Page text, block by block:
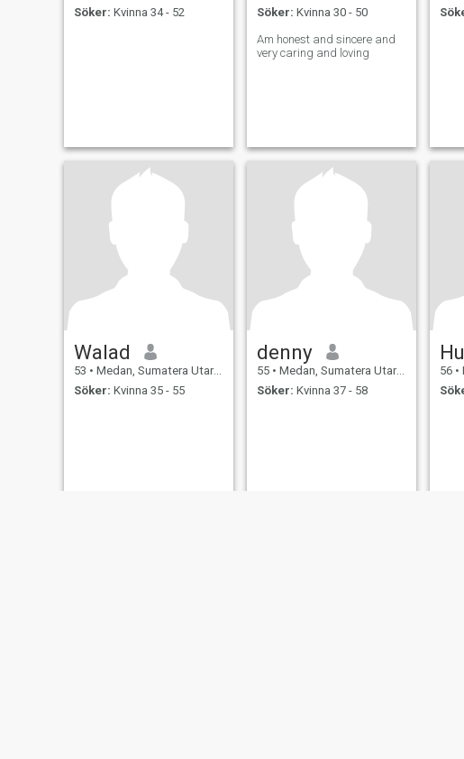
Söker: Kvinna 34 - 52
Söker: Kvinna 30 - 50
Am honest and sincere and
very caring and loving
Walad
53 • Medan, Sumatera Utara, Indonesien
Söker: Kvinna 35 - 55
denny
55 • Medan, Sumatera Utara, Indonesien
Söker: Kvinna 37 - 58
56 •